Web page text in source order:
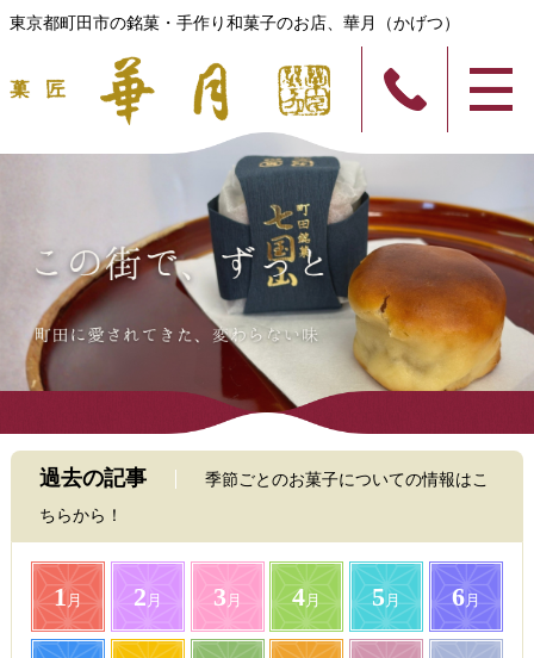
東京都町田市の銘菓・手作り和菓子のお店、華月（かげつ）
過去の記事
季節ごとのお菓子についての情報はこ
ちらから！
1月 2 月 3 月 4月 5月 6月